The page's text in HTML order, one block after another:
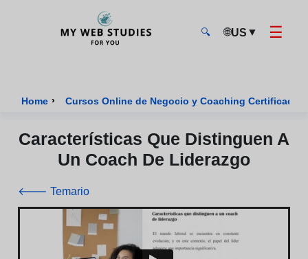
🔍 🌐US ▼ ☰
Home › Cursos Online de Negocio y Coaching Certificados
Características Que Distinguen A
Un Coach De Liderazgo
🡐 Temario